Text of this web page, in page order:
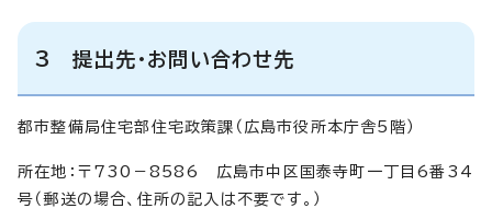
3 提出先・お問い合わせ先
都市整備局住宅部住宅政策課（広島市役所本庁舎5階）
所在地：〒730－8586 広島市中区国泰寺町一丁目6番34
号（郵送の場合、住所の記入は不要です。）